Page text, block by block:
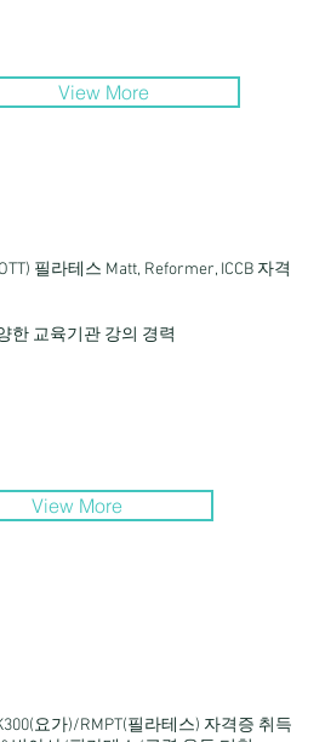
View More
필라테스 Matt, Reformer, ICCB 자격
한 교육기관 강의 경력
View More
요가)/RMPT(필라테스) 자격증 취득